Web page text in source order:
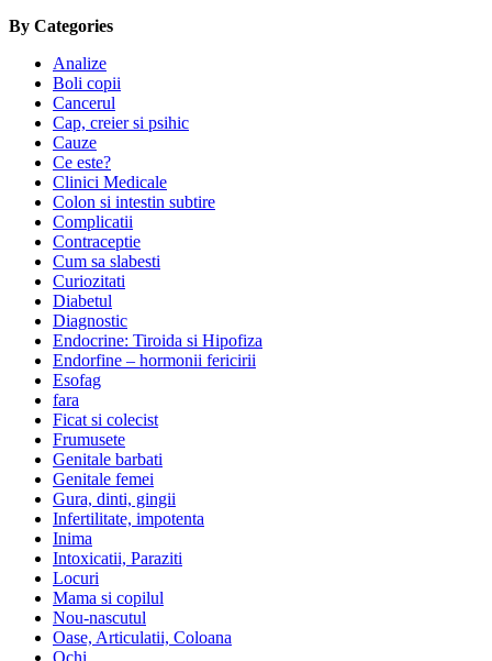
By Categories
Analize
Boli copii
Cancerul
Cap, creier si psihic
Cauze
Ce este?
Clinici Medicale
Colon si intestin subtire
Complicatii
Contraceptie
Cum sa slabesti
Curiozitati
Diabetul
Diagnostic
Endocrine: Tiroida si Hipofiza
Endorfine – hormonii fericirii
Esofag
fara
Ficat si colecist
Frumusete
Genitale barbati
Genitale femei
Gura, dinti, gingii
Infertilitate, impotenta
Inima
Intoxicatii, Paraziti
Locuri
Mama si copilul
Nou-nascutul
Oase, Articulatii, Coloana